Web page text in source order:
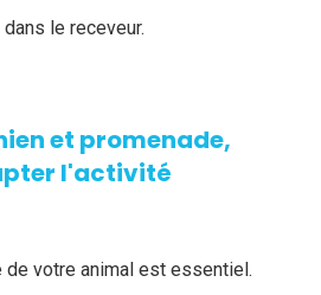
le receveur.
et promenade,
l'activité
votre animal est essentiel.